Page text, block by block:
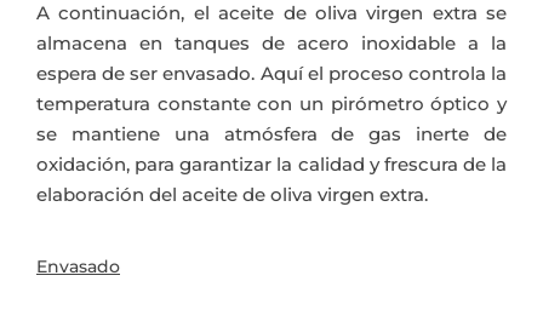
A continuación, el aceite de oliva virgen extra se
almacena en tanques de acero inoxidable a la
espera de ser envasado. Aquí el proceso controla la
temperatura constante con un pirómetro óptico y
se mantiene una atmósfera de gas inerte de
oxidación, para garantizar la calidad y frescura de la
elaboración del aceite de oliva virgen extra.
Envasado